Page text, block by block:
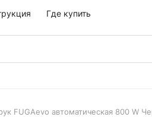
Где купить
FUGAevo автоматическая 800 W